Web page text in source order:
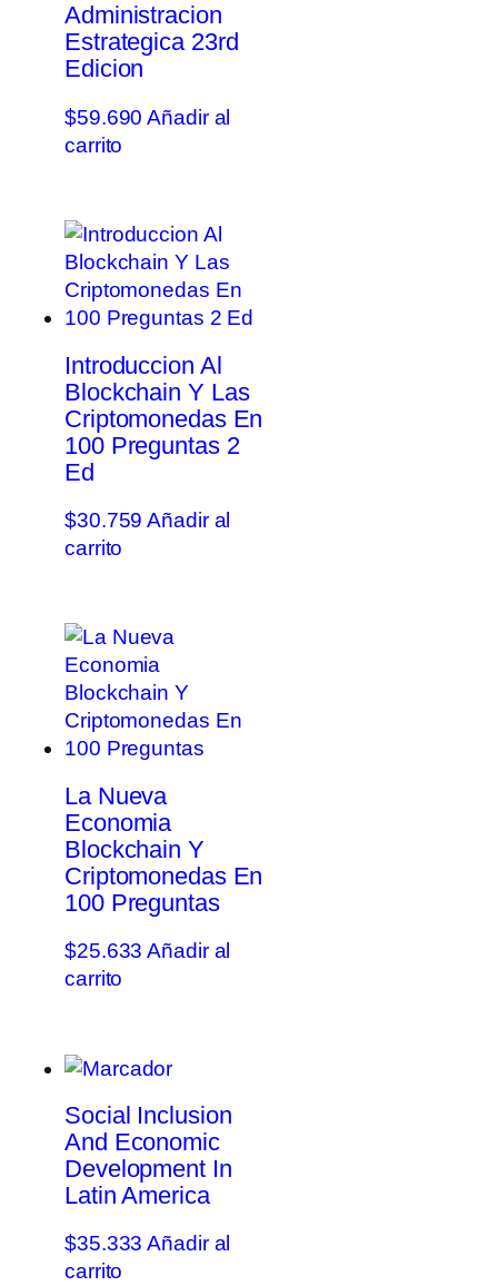
Administracion
Estrategica 23rd
Edicion
$59.690 Añadir al
carrito
Introduccion Al
Blockchain Y Las
Criptomonedas En
100 Preguntas 2
Ed
$30.759 Añadir al
carrito
La Nueva
Economia
Blockchain Y
Criptomonedas En
100 Preguntas
$25.633 Añadir al
carrito
Social Inclusion
And Economic
Development In
Latin America
$35.333 Añadir al
carrito